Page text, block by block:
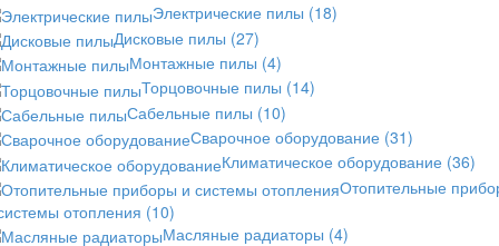
Электрические пилы (18)
Дисковые пилы (27)
Монтажные пилы (4)
Торцовочные пилы (14)
Сабельные пилы (10)
Сварочное оборудование (31)
Климатическое оборудование (36)
Отопительные
отопления (10)
Масляные радиаторы (4)